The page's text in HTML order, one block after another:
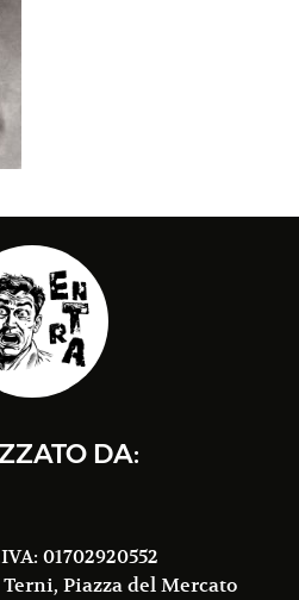
DA:
01702920552
Terni, Piazza del Mercato